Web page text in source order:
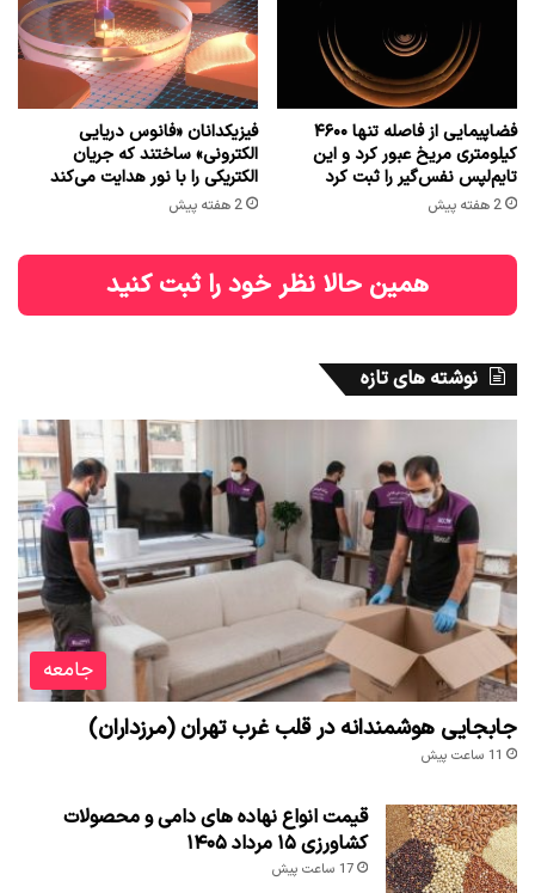
فضاپیمایی از فاصله تنها ۴۶۰۰
کیلومتری مریخ عبور کرد و این
تایم‌لپس نفس‌گیر را ثبت کرد
2 هفته پیش
فیزیکدانان «فانوس دریایی
الکترونی» ساختند که جریان
الکتریکی را با نور هدایت می‌کند
2 هفته پیش
همین حالا نظر خود را ثبت کنید
نوشته های تازه
جامعه
جابجایی هوشمندانه در قلب غرب تهران (مرزداران)
11 ساعت پیش
قیمت انواع نهاده های دامی و محصولات
کشاورزی ۱۵ مرداد ۱۴۰۵
17 ساعت پیش